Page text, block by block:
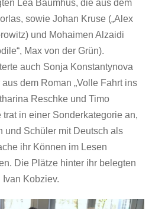
Lea Baumhus, die aus dem
sowie Johan Kruse („Alex
und Mohaimen Alzaidi
Max von der Grün).
auch Sonja Konstantynova
dem Roman „Volle Fahrt ins
Reschke und Timo
trat in einer Sonderkategorie an,
und Schüler mit Deutsch als
ihr Können im Lesen
Die Plätze hinter ihr belegten
Kobziev.